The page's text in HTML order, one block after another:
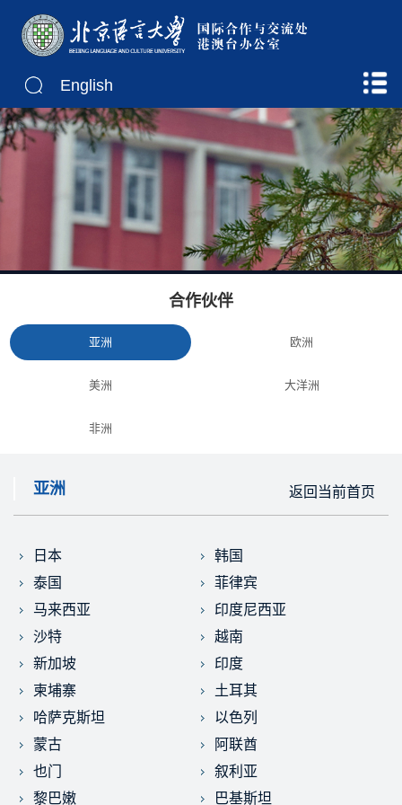
English
合作伙伴
亚洲 欧洲
美洲 大洋洲
非洲
亚洲 返回当前首页
日本
韩国
泰国
菲律宾
马来西亚
印度尼西亚
沙特
越南
新加坡
印度
柬埔寨
土耳其
哈萨克斯坦
以色列
蒙古
阿联酋
也门
叙利亚
黎巴嫩
巴基斯坦